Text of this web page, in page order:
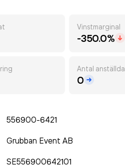
Vinstmarginal
-350.0%
Antal anställda
0
556900-6421
Grubban Event AB
SE556900642101